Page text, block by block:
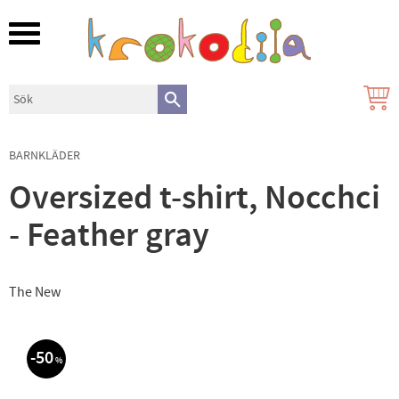
Meny
BARNKLÄDER
Oversized t-shirt, Nocchci
- Feather gray
The New
50%